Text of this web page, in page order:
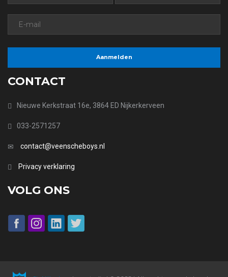
CONTACT
Nieuwe Kerkstraat 16e, 3864 ED Nijkerkerveen
033-2571257
contact@veenscheboys.nl
Privacy verklaring
VOLG ONS